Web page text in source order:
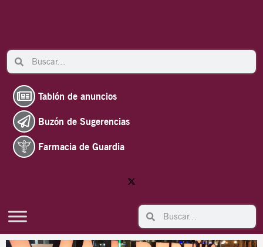
Search Search
Tablón de anuncios
Buzón de Sugerencias
Farmacia de Guardia
Search Search